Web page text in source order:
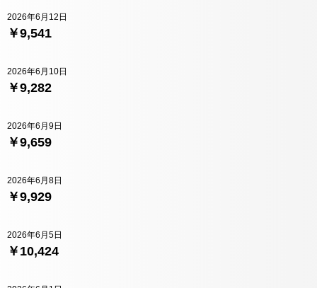
￥9,541
2026年6月12日
￥9,282
2026年6月10日
￥9,659
2026年6月9日
￥9,929
2026年6月8日
￥10,424
2026年6月5日